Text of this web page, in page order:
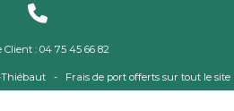
Client : 04 75 45 66 82
Thiébaut - Frais de port offerts sur tout le site